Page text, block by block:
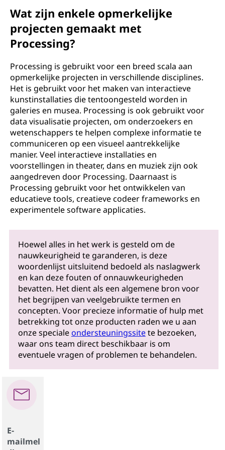
Wat zijn enkele opmerkelijke
projecten gemaakt met
Processing?
Processing is gebruikt voor een breed scala aan
opmerkelijke projecten in verschillende disciplines.
Het is gebruikt voor het maken van interactieve
kunstinstallaties die tentoongesteld worden in
galeries en musea. Processing is ook gebruikt voor
data visualisatie projecten, om onderzoekers en
wetenschappers te helpen complexe informatie te
communiceren op een visueel aantrekkelijke
manier. Veel interactieve installaties en
voorstellingen in theater, dans en muziek zijn ook
aangedreven door Processing. Daarnaast is
Processing gebruikt voor het ontwikkelen van
educatieve tools, creatieve codeer frameworks en
experimentele software applicaties.
Hoewel alles in het werk is gesteld om de
nauwkeurigheid te garanderen, is deze
woordenlijst uitsluitend bedoeld als naslagwerk
en kan deze fouten of onnauwkeurigheden
bevatten. Het dient als een algemene bron voor
het begrijpen van veelgebruikte termen en
concepten. Voor precieze informatie of hulp met
betrekking tot onze producten raden we u aan
onze specialeondersteuningssitete bezoeken,
waar ons team direct beschikbaar is om
eventuele vragen of problemen te behandelen.
E-
mailmel